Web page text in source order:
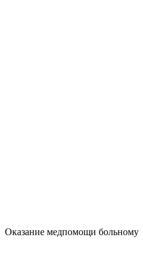
Оказание медпомощи больному